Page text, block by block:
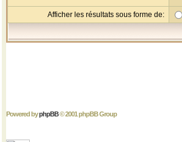
Afficher les résultats sous forme de:
Powered byphpBB© 2001 phpBB Group